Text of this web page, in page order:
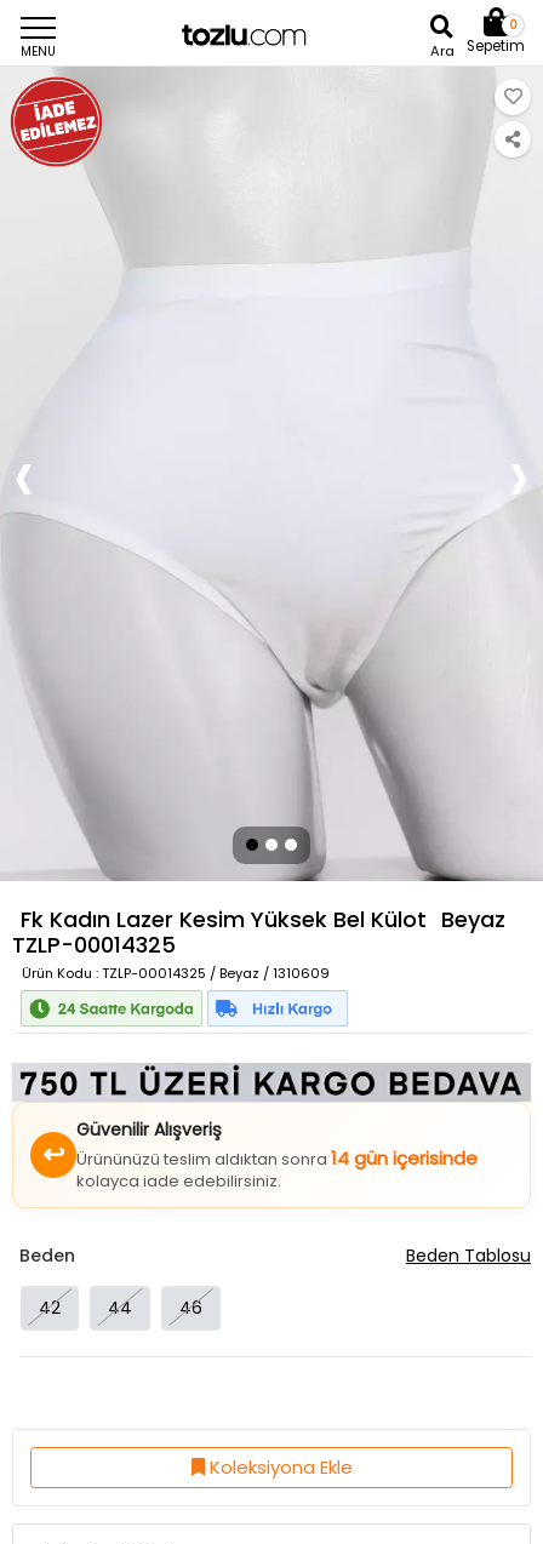
MENU Ara
0
Sepetim
Fk Kadın Lazer Kesim Yüksek Bel Külot Beyaz
TZLP-00014325
Ürün Kodu : TZLP-00014325 / Beyaz / 1310609
↩
Güvenilir Alışveriş
Ürününüzü teslim aldıktan sonra 14 gün içerisinde
kolayca iade edebilirsiniz.
Beden
42 44 46
Beden Tablosu
Koleksiyona Ekle